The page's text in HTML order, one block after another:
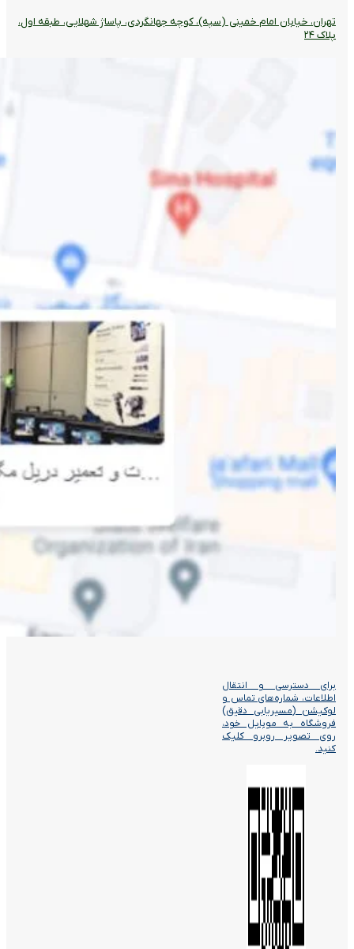
تهران، خیابان امام خمینی (سپه)، کوچه جهانگردی،‌ پاساژ شهلایی، طبقه اول،
پلاک ۲۴
برای دسترسی و انتقال
اطلاعات، شماره‌های تماس و
لوکیشن (مسیریابی دقیق)
فروشگاه به موبایل خود،
روی تصویر روبرو کلیک
کنید.